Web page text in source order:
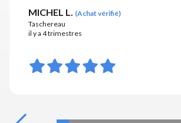
MICHEL L. (Achat vérifié)
Taschereau
il y a 4 trimestres